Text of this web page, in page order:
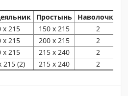
Простынь
Наволочки
х 215 150 х 215
2
х 215 200 х 215
2
х 215 215 х 240
2
215 (2) 215 х 240 2